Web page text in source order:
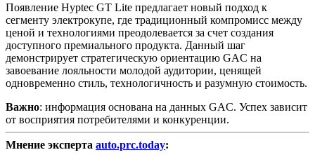
Появление Hyptec GT Lite предлагает новый подход к
сегменту электрокупе, где традиционный компромисс между
ценой и технологиями преодолевается за счет создания
доступного премиального продукта. Данный шаг
демонстрирует стратегическую ориентацию GAC на
завоевание лояльности молодой аудитории, ценящей
одновременно стиль, технологичность и разумную стоимость.
Важно: информация основана на данных GAC. Успех зависит
от восприятия потребителями и конкуренции.
Мнение эксперта auto.prc.today: